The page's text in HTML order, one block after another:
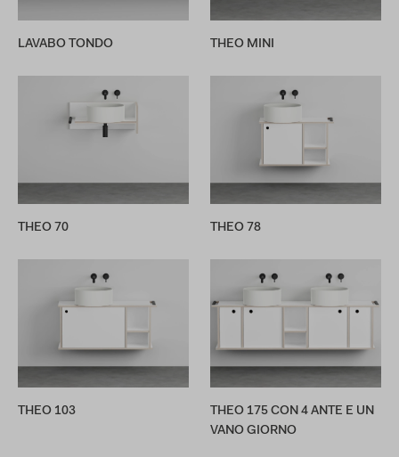
LAVABO TONDO THEO MINI
THEO 70 THEO 78
THEO 103
THEO 175 CON 4 ANTE E UN
VANO GIORNO